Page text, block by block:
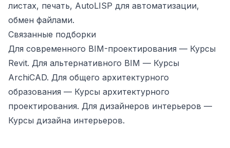
листах, печать, AutoLISP для автоматизации,
обмен файлами.
Связанные подборки
Для современного BIM-проектирования — Курсы
Revit. Для альтернативного BIM — Курсы
ArchiCAD. Для общего архитектурного
образования — Курсы архитектурного
проектирования. Для дизайнеров интерьеров —
Курсы дизайна интерьеров.